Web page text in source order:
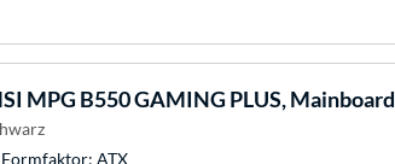
MPG B550 GAMING PLUS, Mainboard
Formfaktor: ATX